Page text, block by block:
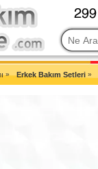
Bakım Ürünleri Eczane Sitesi
» Erkek Bakım Setleri »